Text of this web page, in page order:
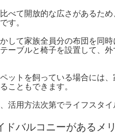
べて開放的な広さがあるた
す。
して家族全員分の布団を同
ーブルと椅子を設置して、
ットを飼っている場合には
こともできます。
活用方法次第でライフスタ
ドバルコニーがあるメ